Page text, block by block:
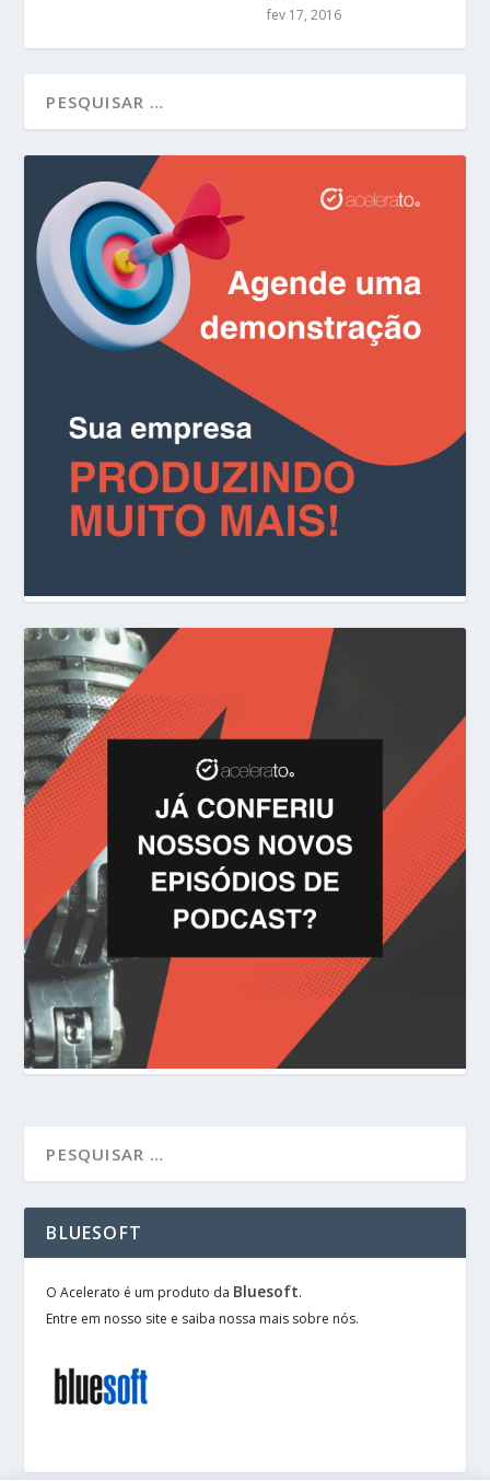
fev 17, 2016
BLUESOFT
O Acelerato é um produto da Bluesoft.
Entre em nosso site e saiba nossa mais sobre nós.